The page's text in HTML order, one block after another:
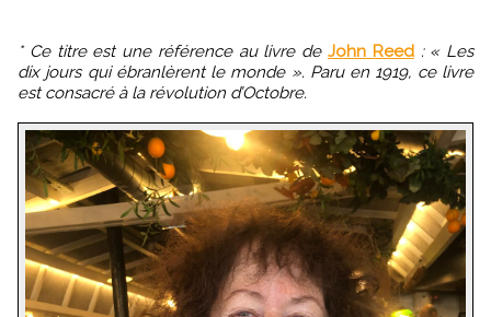
* Ce titre est une référence au livre de John Reed : « Les
dix jours qui ébranlèrent le monde ». Paru en 1919, ce livre
est consacré à la révolution d’Octobre.